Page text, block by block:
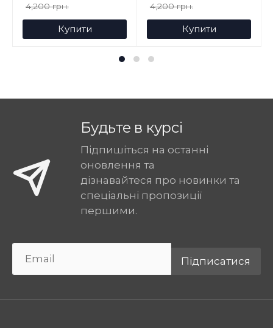
4,200 грн.
Купити
4,200 грн.
Купити
Будьте в курсі
Підпишіться на останні
оновлення та
дізнавайтеся про новинки та
спеціальні пропозиції
першими.
Підписатися